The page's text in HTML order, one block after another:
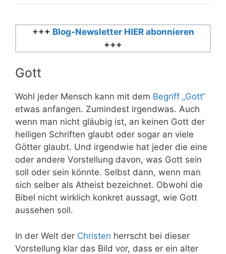
+++ Blog-Newsletter HIER abonnieren
+++
Gott
Wohl jeder Mensch kann mit dem Begriff „Gott“
etwas anfangen. Zumindest irgendwas. Auch
wenn man nicht gläubig ist, an keinen Gott der
heiligen Schriften glaubt oder sogar an viele
Götter glaubt. Und irgendwie hat jeder die eine
oder andere Vorstellung davon, was Gott sein
soll oder sein könnte. Selbst dann, wenn man
sich selber als Atheist bezeichnet. Obwohl die
Bibel nicht wirklich konkret aussagt, wie Gott
aussehen soll.
In der Welt der Christen herrscht bei dieser
Vorstellung klar das Bild vor, dass er ein alter